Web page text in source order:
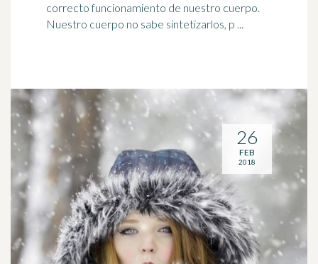
correcto funcionamiento de nuestro cuerpo.
Nuestro cuerpo no sabe sintetizarlos, p ...
26
FEB
2018